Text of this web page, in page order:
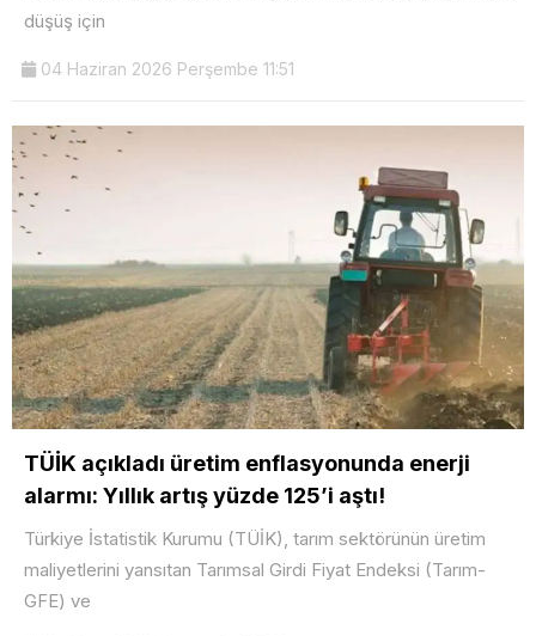
düşüş için
04 Haziran 2026 Perşembe 11:51
TÜİK açıkladı üretim enflasyonunda enerji
alarmı: Yıllık artış yüzde 125’i aştı!
Türkiye İstatistik Kurumu (TÜİK), tarım sektörünün üretim
maliyetlerini yansıtan Tarımsal Girdi Fiyat Endeksi (Tarım-
GFE) ve